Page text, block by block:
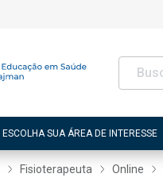
ESCOLHA SUA ÁREA DE INTERESSE
Fisioterapeuta Online